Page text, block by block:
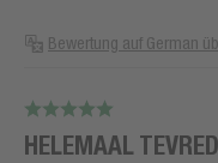
Bewertung auf German
HELEMAAL